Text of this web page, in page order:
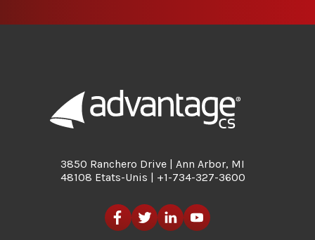
3850 Ranchero Drive | Ann Arbor, MI
48108 Etats-Unis | +1-734-327-3600